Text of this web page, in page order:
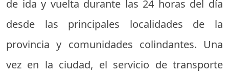
de ida y vuelta durante las 24 horas del día
desde las principales localidades de la
provincia y comunidades colindantes. Una
vez en la ciudad, el servicio de transporte